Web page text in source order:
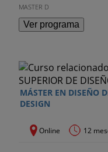
MASTER D
Ver programa
MÁSTER EN DISEÑO
DESIGN
Online 12